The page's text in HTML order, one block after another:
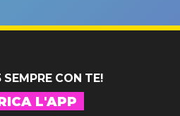
SEMPRE CON TE!
L'APP